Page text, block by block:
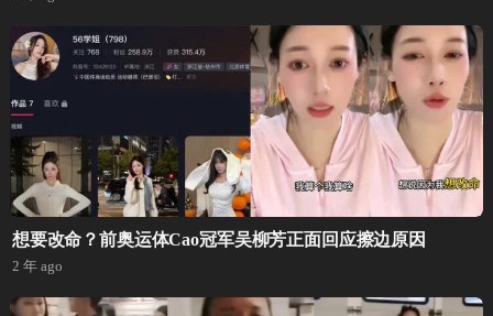
想要改命？前奥运体Cao冠军吴柳芳正面回应擦边原因
2 年 ago